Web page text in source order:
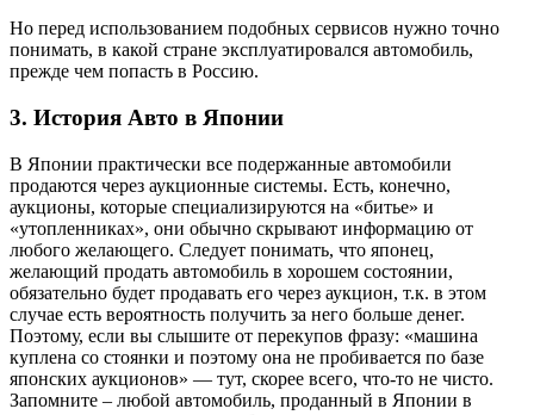
Но перед использованием подобных сервисов нужно точно
понимать, в какой стране эксплуатировался автомобиль,
прежде чем попасть в Россию.
3. История Авто в Японии
В Японии практически все подержанные автомобили
продаются через аукционные системы. Есть, конечно,
аукционы, которые специализируются на «битье» и
«утопленниках», они обычно скрывают информацию от
любого желающего. Следует понимать, что японец,
желающий продать автомобиль в хорошем состоянии,
обязательно будет продавать его через аукцион, т.к. в этом
случае есть вероятность получить за него больше денег.
Поэтому, если вы слышите от перекупов фразу: «машина
куплена со стоянки и поэтому она не пробивается по базе
японских аукционов» — тут, скорее всего, что-то не чисто.
Запомните – любой автомобиль, проданный в Японии в